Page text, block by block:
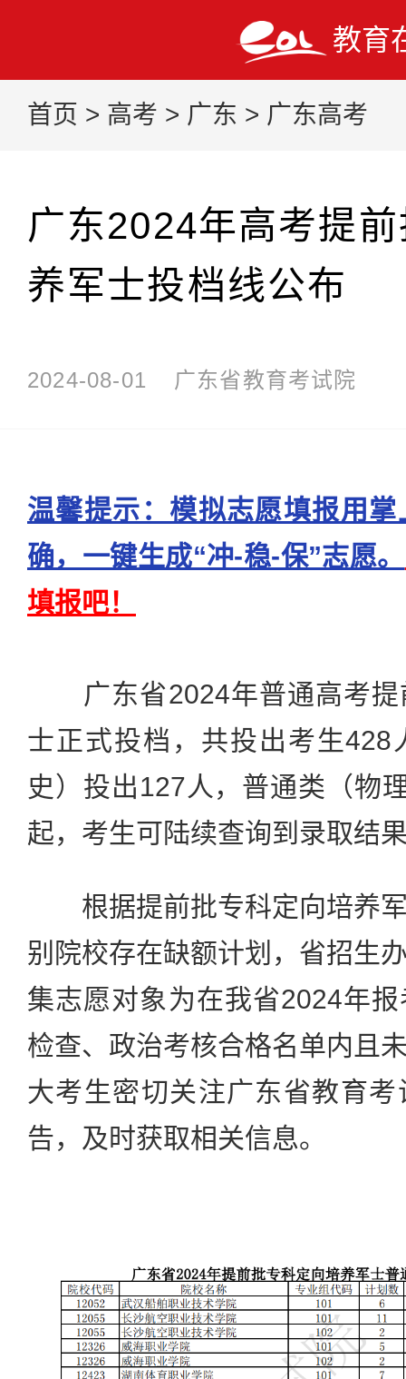
教育
首页 > 高考 > 广东 > 广东高考
广东2024年高考提
养军士投档线公布
2024-08-01 广东省教育考试院
温馨提示：模拟志愿填报用
确，一键生成“冲-稳-保”志愿。
填报吧！
广东省2024年普通高考提
士正式投档，共投出考生428
史）投出127人，普通类（物
起，考生可陆续查询到录取结
根据提前批专科定向培养军
别院校存在缺额计划，省招生
集志愿对象为在我省2024年
检查、政治考核合格名单内且
大考生密切关注广东省教育
告，及时获取相关信息。